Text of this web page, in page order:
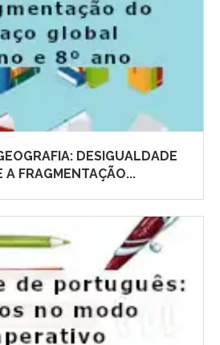
DESIGUALDADE
A FRAGMENTAÇÃO...